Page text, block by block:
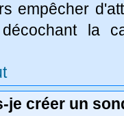
empêcher
la
je créer un